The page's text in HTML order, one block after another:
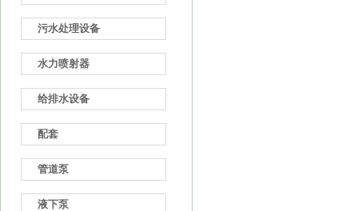
污水处理设备
水力喷射器
给排水设备
配套
管道泵
液下泵